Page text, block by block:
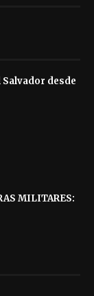
desde
MILITARES: